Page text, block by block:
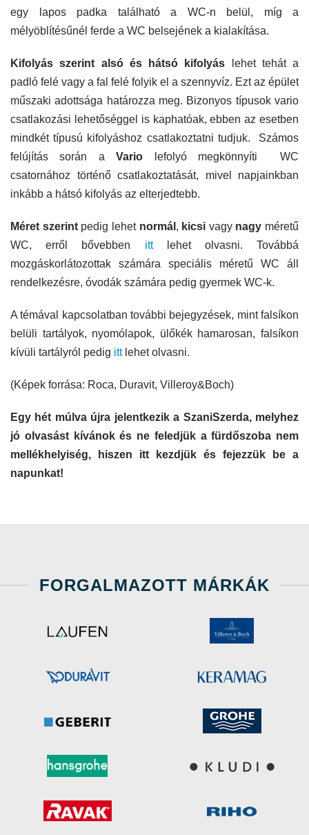
egy lapos padka található a WC-n belül, míg a
mélyöblítésűnél ferde a WC belsejének a kialakítása.
Kifolyás szerint alsó és hátsó kifolyás lehet tehát a
padló felé vagy a fal felé folyik el a szennyvíz. Ezt az épület
műszaki adottsága határozza meg. Bizonyos típusok vario
csatlakozási lehetőséggel is kaphatóak, ebben az esetben
mindkét típusú kifolyáshoz csatlakoztatni tudjuk. Számos
felújítás során aVario lefolyó megkönnyíti WC
csatornához történő csatlakoztatását, mivel napjainkban
inkább a hátsó kifolyás az elterjedtebb.
Méret szerintpedig lehet normál , kicsi vagy nagy méretű
WC, erről bővebben itt
lehet olvasni. Továbbá
mozgáskorlátozottak számára speciális méretű WC áll
rendelkezésre, óvodák számára pedig gyermek WC-k.
A témával kapcsolatban további bejegyzések, mint falsíkon
belüli tartályok, nyomólapok, ülőkék hamarosan, falsíkon
kívüli tartályról pedig itt lehet olvasni.
(Képek forrása: Roca, Duravit, Villeroy&Boch)
Egy hét múlva újra jelentkezik a SzaniSzerda, melyhez
jó olvasást kívánok és ne feledjük a fürdőszoba nem
mellékhelyiség, hiszen itt kezdjük és fejezzük be a
napunkat!
FORGALMAZOTT MÁRKÁK